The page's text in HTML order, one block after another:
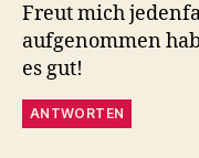
Freut mich
aufgenommen
es gut!
ANTWORTEN